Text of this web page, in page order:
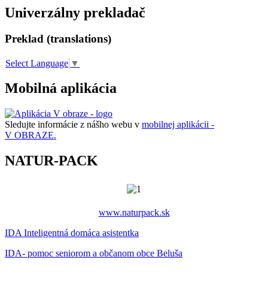
Univerzálny prekladač
Preklad (translations)
Select Language ▼
Mobilná aplikácia
Sledujte informácie z nášho webu v mobilnej aplikácii -
V OBRAZE.
NATUR-PACK
www.naturpack.sk
IDA Inteligentná domáca asistentka
IDA- pomoc seniorom a občanom obce Beluša